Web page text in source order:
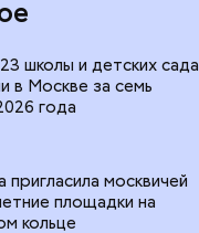
школы и детских сада
в Москве за семь
года
пригласила москвичей
площадки на
кольце